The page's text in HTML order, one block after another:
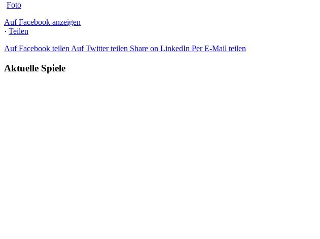
Foto
Auf Facebook anzeigen
· Teilen
Auf Facebook teilen Auf Twitter teilen Share on LinkedIn Per E-Mail teilen
Aktuelle Spiele